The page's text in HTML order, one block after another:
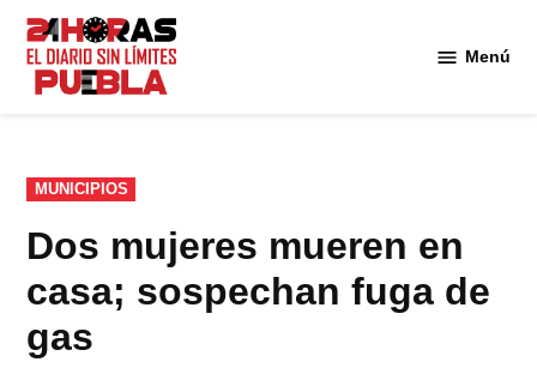
Saltar
contenido
Menú
PUBLICADO
EN
MUNICIPIOS
Dos mujeres mueren en
casa; sospechan fuga de
gas